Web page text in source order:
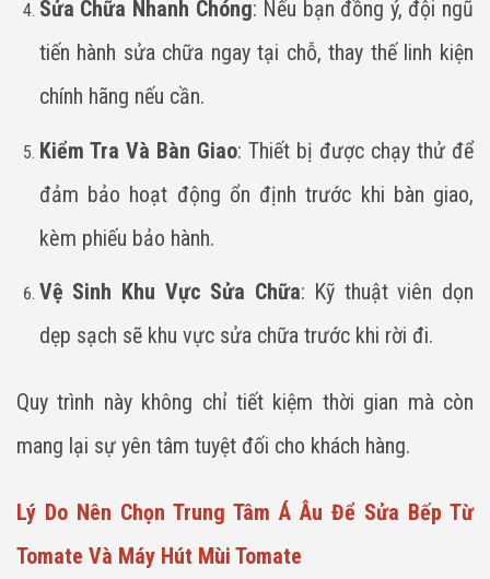
Sửa Chữa Nhanh Chóng: Nếu bạn đồng ý, đội ngũ
tiến hành sửa chữa ngay tại chỗ, thay thế linh kiện
chính hãng nếu cần.
Kiểm Tra Và Bàn Giao: Thiết bị được chạy thử để
đảm bảo hoạt động ổn định trước khi bàn giao,
kèm phiếu bảo hành.
Vệ Sinh Khu Vực Sửa Chữa: Kỹ thuật viên dọn
dẹp sạch sẽ khu vực sửa chữa trước khi rời đi.
Quy trình này không chỉ tiết kiệm thời gian mà còn
mang lại sự yên tâm tuyệt đối cho khách hàng.
Lý Do Nên Chọn Trung Tâm Á Âu Để Sửa Bếp Từ
Tomate Và Máy Hút Mùi Tomate